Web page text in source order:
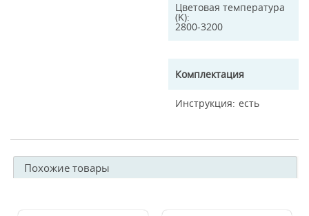
Цветовая температура
(K)
2800-3200
Комплектация
Инструкция есть
Похожие товары